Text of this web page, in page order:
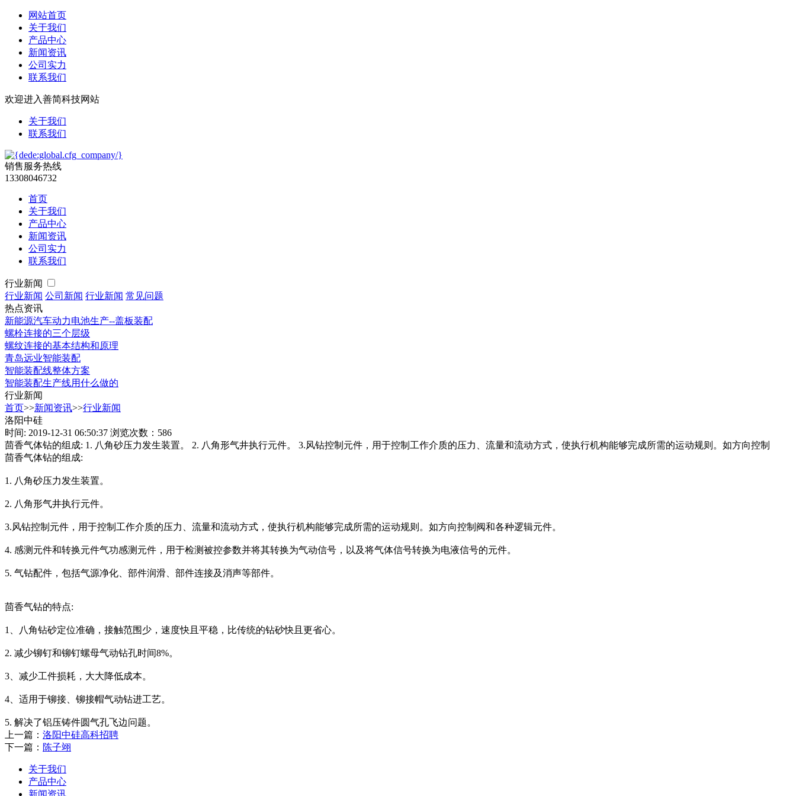
网站首页
关于我们
产品中心
新闻资讯
公司实力
联系我们
欢迎进入善简科技网站
关于我们
联系我们
销售服务热线
13308046732
首页
关于我们
产品中心
新闻资讯
公司实力
联系我们
行业新闻
行业新闻 公司新闻 行业新闻 常见问题
热点资讯
新能源汽车动力电池生产--盖板装配
螺栓连接的三个层级
螺纹连接的基本结构和原理
青岛远业智能装配
智能装配线整体方案
智能装配生产线用什么做的
行业新闻
首页>>新闻资讯>>行业新闻
洛阳中硅
时间: 2019-12-31 06:50:37 浏览次数：586
茴香气体钻的组成: 1. 八角砂压力发生装置。 2. 八角形气井执行元件。 3.风钻控制元件，用于控制工作介质的压力、流量和流动方式，使执行机构能够完成所需的运动规则。如方向控制
茴香气体钻的组成:
1. 八角砂压力发生装置。
2. 八角形气井执行元件。
3.风钻控制元件，用于控制工作介质的压力、流量和流动方式，使执行机构能够完成所需的运动规则。如方向控制阀和各种逻辑元件。
4. 感测元件和转换元件气功感测元件，用于检测被控参数并将其转换为气动信号，以及将气体信号转换为电液信号的元件。
5. 气钻配件，包括气源净化、部件润滑、部件连接及消声等部件。
茴香气钻的特点:
1、八角钻砂定位准确，接触范围少，速度快且平稳，比传统的钻砂快且更省心。
2. 减少铆钉和铆钉螺母气动钻孔时间8%。
3、减少工件损耗，大大降低成本。
4、适用于铆接、铆接帽气动钻进工艺。
5. 解决了铝压铸件圆气孔飞边问题。
上一篇： 洛阳中硅高科招聘
下一篇： 陈子翊
关于我们
产品中心
新闻资讯